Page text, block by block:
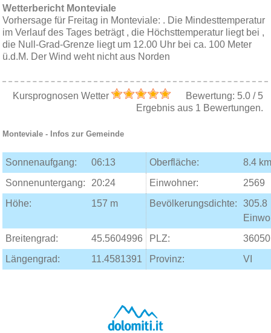
Wetterbericht Monteviale
Vorhersage für Freitag in Monteviale: . Die Mindesttemperatur
im Verlauf des Tages beträgt , die Höchsttemperatur liegt bei ,
die Null-Grad-Grenze liegt um 12.00 Uhr bei ca. 100 Meter
ü.d.M. Der Wind weht nicht aus Norden
Kursprognosen Wetter Bewertung: 5.0/ 5
Ergebnis aus 1 Bewertungen.
Monteviale - Infos zur Gemeinde
Sonnenaufgang: 06:13 Oberfläche:
8.4
Sonnenuntergang:
20:24 Einwohner:
2569
Höhe:
157 m Bevölkerungsdichte:
305.8
Breitengrad:
45.5604996 PLZ:
36050
Längengrad:
11.4581391 Provinz: VI